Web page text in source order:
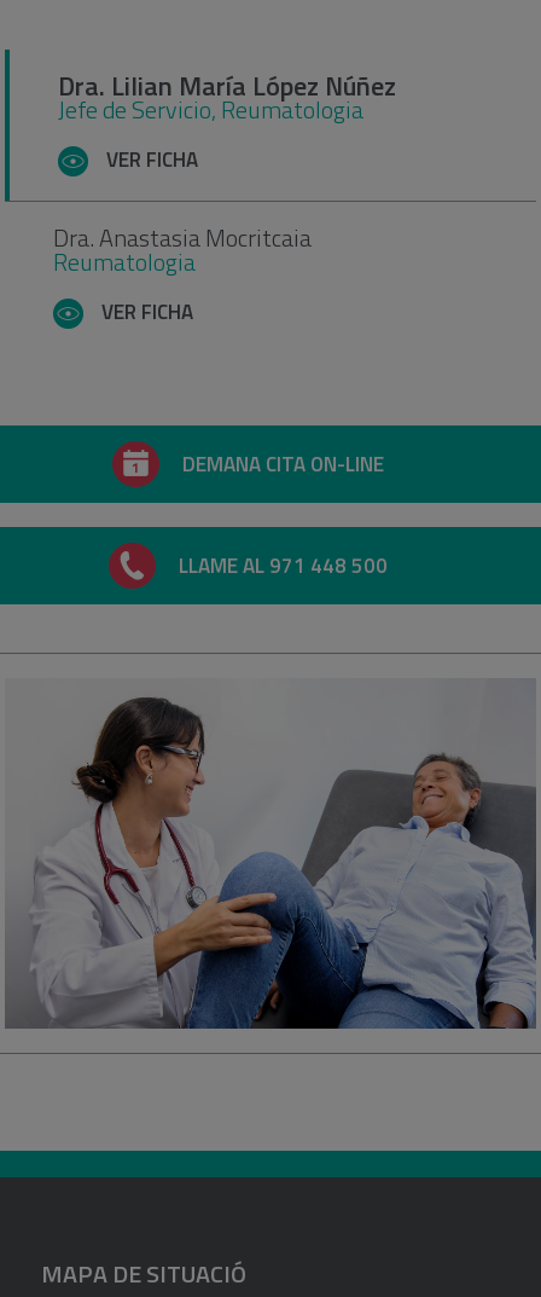
Dra. Lilian María López Núñez
Jefe de Servicio, Reumatologia
VER FICHA
Dra. Anastasia Mocritcaia
Reumatologia
VER FICHA
DEMANA CITA ON-LINE
LLAME AL 971 448 500
MAPA DE SITUACIÓ